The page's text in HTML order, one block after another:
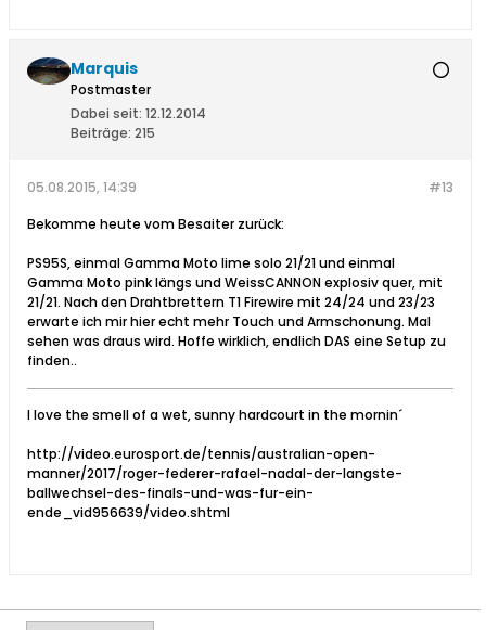
Marquis
Postmaster
Dabei seit: 12.12.2014
Beiträge: 215
#13
05.08.2015, 14:39
Bekomme heute vom Besaiter zurück:
PS95S, einmal Gamma Moto lime solo 21/21 und einmal
Gamma Moto pink längs und WeissCANNON explosiv quer, mit
21/21. Nach den Drahtbrettern T1 Firewire mit 24/24 und 23/23
erwarte ich mir hier echt mehr Touch und Armschonung. Mal
sehen was draus wird. Hoffe wirklich, endlich DAS eine Setup zu
finden..
I love the smell of a wet, sunny hardcourt in the mornin´
http://video.eurosport.de/tennis/australian-open-
manner/2017/roger-federer-rafael-nadal-der-langste-
ballwechsel-des-finals-und-was-fur-ein-
ende_vid956639/video.shtml